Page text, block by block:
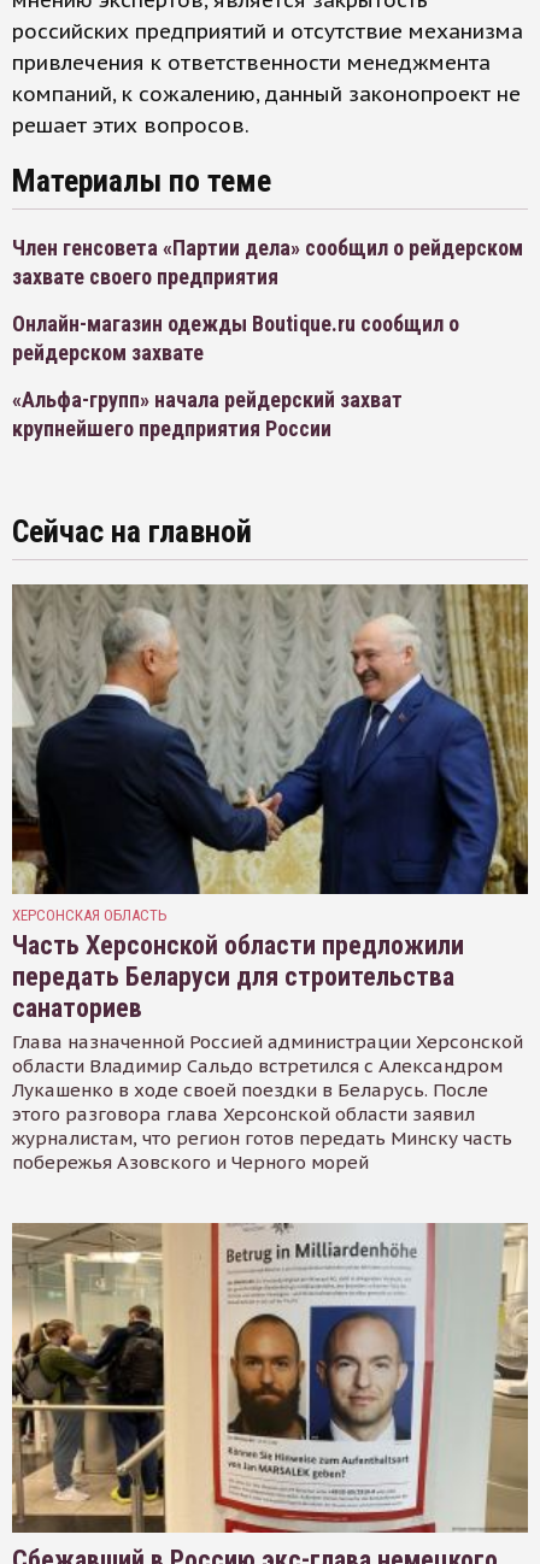
российских предприятий и отсутствие механизма
привлечения к ответственности менеджмента
компаний, к сожалению, данный законопроект не
решает этих вопросов.
Материалы по теме
Член генсовета «Партии дела» сообщил о рейдерском
захвате своего предприятия
Онлайн-магазин одежды Boutique.ru сообщил о
рейдерском захвате
«Альфа-групп» начала рейдерский захват
крупнейшего предприятия России
Сейчас на главной
ХЕРСОНСКАЯ ОБЛАСТЬ
Часть Херсонской области предложили
передать Беларуси для строительства
санаториев
Глава назначенной Россией администрации Херсонской
области Владимир Сальдо встретился с Александром
Лукашенко в ходе своей поездки в Беларусь. После
этого разговора глава Херсонской области заявил
журналистам, что регион готов передать Минску часть
побережья Азовского и Черного морей